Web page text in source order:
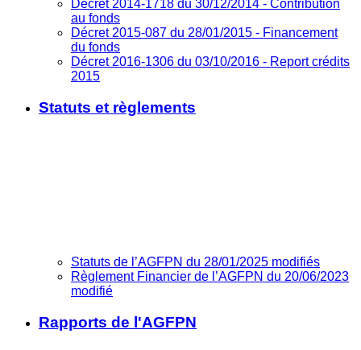
Décret 2014-1718 du 30/12/2014 - Contribution
au fonds
Décret 2015-087 du 28/01/2015 - Financement
du fonds
Décret 2016-1306 du 03/10/2016 - Report crédits
2015
Statuts et règlements
Statuts de l’AGFPN du 28/01/2025 modifiés
Règlement Financier de l’AGFPN du 20/06/2023
modifié
Rapports de l'AGFPN